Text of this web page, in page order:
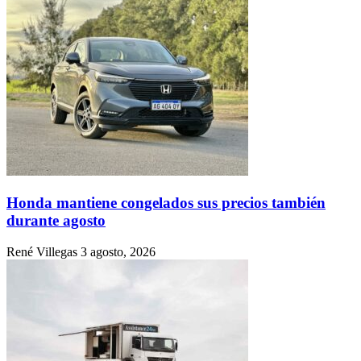
Honda mantiene congelados sus precios también
durante agosto
René Villegas 3 agosto, 2026